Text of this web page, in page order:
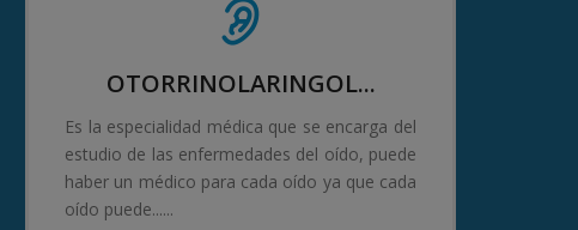
OTORRINOLARINGOL...
Es la especialidad médica que se encarga del
estudio de las enfermedades del oído, puede
haber un médico para cada oído ya que cada
oído puede......